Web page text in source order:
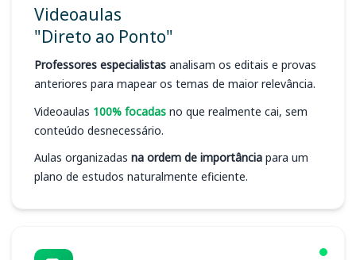
Videoaulas
"Direto ao Ponto"
Professores especialistas analisam os editais e provas
anteriores para mapear os temas de maior relevância.
Videoaulas 100% focadas no que realmente cai, sem
conteúdo desnecessário.
Aulas organizadas na ordem de importância para um
plano de estudos naturalmente eficiente.